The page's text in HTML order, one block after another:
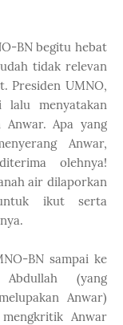
BN begitu hebat
tidak relevan
Presiden UMNO,
lalu menyatakan
Anwar. Apa yang
Anwar,
olehnya!
air dilaporkan
ikut serta
BN sampai ke
(yang
Anwar)
Anwar